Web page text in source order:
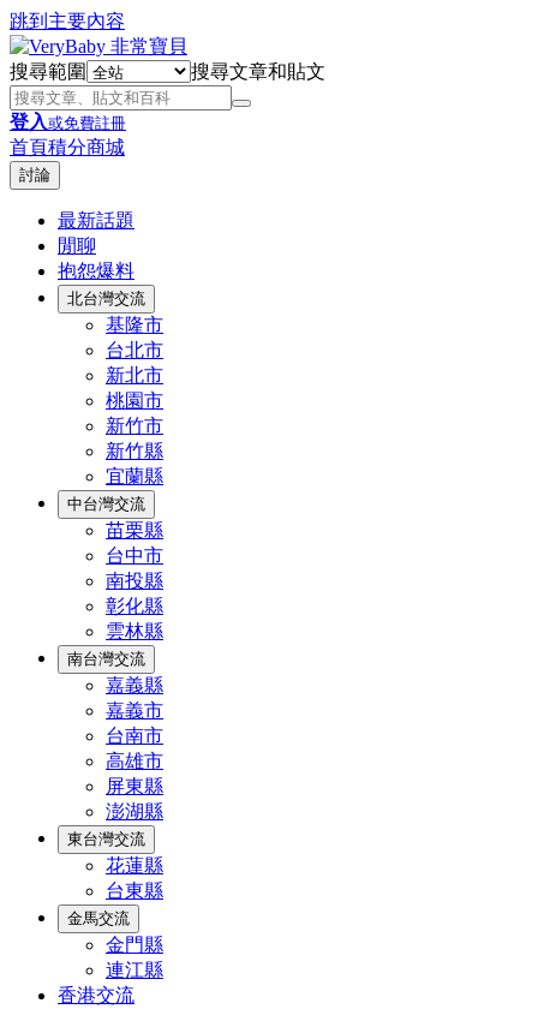
跳到主要內容
搜尋範圍 搜尋文章和貼文
登入或免費註冊
首頁積分商城
討論
最新話題
閒聊
抱怨爆料
北台灣交流
基隆市
台北市
新北市
桃園市
新竹市
新竹縣
宜蘭縣
中台灣交流
苗栗縣
台中市
南投縣
彰化縣
雲林縣
南台灣交流
嘉義縣
嘉義市
台南市
高雄市
屏東縣
澎湖縣
東台灣交流
花蓮縣
台東縣
金馬交流
金門縣
連江縣
香港交流